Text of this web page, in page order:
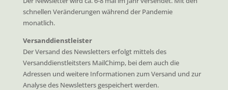
schnellen Veränderungen während der Pandemie
monatlich.
Versanddienstleister
Der Versand des Newsletters erfolgt mittels des
Versanddienstleitsters MailChimp, bei dem auch die
Adressen und weitere Informationen zum Versand und zur
Analyse des Newsletters gespeichert werden.